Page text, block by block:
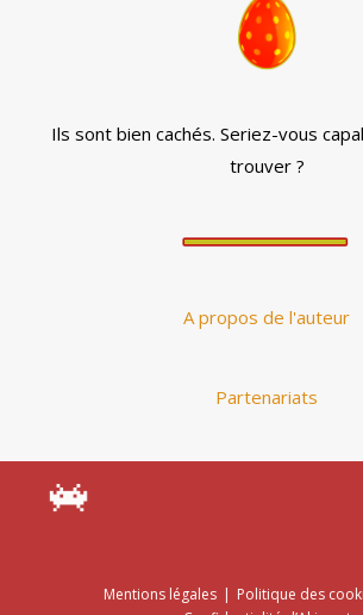
Ils sont bien cachés. Seriez-vous
trouver ?
A propos de l'auteur
Partenariats
Mentions légales
Politique des